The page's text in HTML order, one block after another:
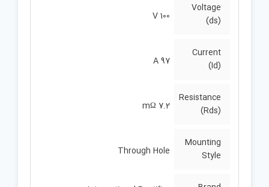
Voltage
(ds)
100 V
Current
(Id)
97 A
Resistance
(Rds)
7.2 mΩ
Mounting
Style
Through Hole